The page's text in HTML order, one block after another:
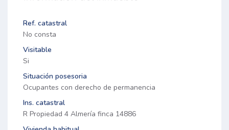
Ref. catastral
No consta
Visitable
Si
Situación posesoria
Ocupantes con derecho de permanencia
Ins. catastral
R Propiedad 4 Almería finca 14886